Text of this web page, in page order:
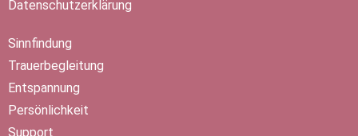
Datenschutzerklärung
Sinnfindung
Trauerbegleitung
Entspannung
Persönlichkeit
Support